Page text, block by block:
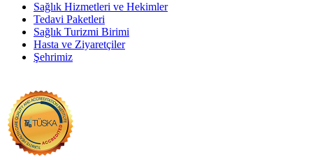
Sağlık Hizmetleri ve Hekimler
Tedavi Paketleri
Sağlık Turizmi Birimi
Hasta ve Ziyaretçiler
Şehrimiz